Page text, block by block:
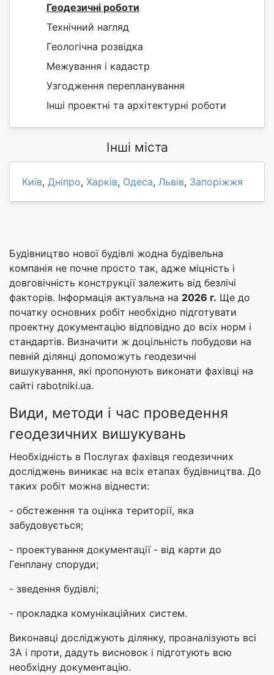
Геодезичні роботи
Технічний нагляд
Геологічна розвідка
Межування і кадастр
Узгодження перепланування
Інші проектні та архітектурні роботи
Інші міста
Київ, Дніпро, Харків, Одеса, Львів, Запоріжжя
Будівництво нової будівлі жодна будівельна
компанія не почне просто так, адже міцність і
довговічність конструкції залежить від безлічі
факторів. Інформація актуальна на 2026 г. Ще до
початку основних робіт необхідно підготувати
проектну документацію відповідно до всіх норм і
стандартів. Визначити ж доцільність побудови на
певній ділянці допоможуть геодезичні
вишукування, які пропонують виконати фахівці на
сайті rabotniki.ua.
Види, методи і час проведення
геодезичних вишукувань
Необхідність в Послугах фахівця геодезичних
досліджень виникає на всіх етапах будівництва. До
таких робіт можна віднести:
- обстеження та оцінка території, яка
забудовується;
- проектування документації - від карти до
Генплану споруди;
- зведення будівлі;
- прокладка комунікаційних систем.
Виконавці досліджують ділянку, проаналізують всі
ЗА і проти, дадуть висновок і підготують всю
необхідну документацію.